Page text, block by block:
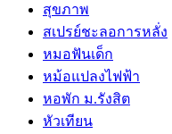
สุขภาพ
สเปรย์ชะลอการหลั่ง
หมอฟันเด็ก
หม้อแปลงไฟฟ้า
หอพัก ม.รังสิต
หัวเทียน